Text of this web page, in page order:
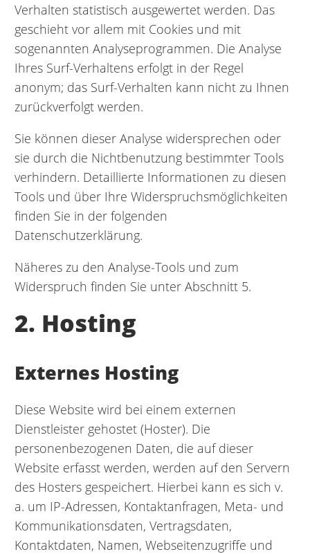
Verhalten statistisch ausgewertet werden. Das
geschieht vor allem mit Cookies und mit
sogenannten Analyseprogrammen. Die Analyse
Ihres Surf-Verhaltens erfolgt in der Regel
anonym; das Surf-Verhalten kann nicht zu Ihnen
zurückverfolgt werden.
Sie können dieser Analyse widersprechen oder
sie durch die Nichtbenutzung bestimmter Tools
verhindern. Detaillierte Informationen zu diesen
Tools und über Ihre Widerspruchsmöglichkeiten
finden Sie in der folgenden
Datenschutzerklärung.
Näheres zu den Analyse-Tools und zum
Widerspruch finden Sie unter Abschnitt 5.
2. Hosting
Externes Hosting
Diese Website wird bei einem externen
Dienstleister gehostet (Hoster). Die
personenbezogenen Daten, die auf dieser
Website erfasst werden, werden auf den Servern
des Hosters gespeichert. Hierbei kann es sich v.
a. um IP-Adressen, Kontaktanfragen, Meta- und
Kommunikationsdaten, Vertragsdaten,
Kontaktdaten, Namen, Webseitenzugriffe und